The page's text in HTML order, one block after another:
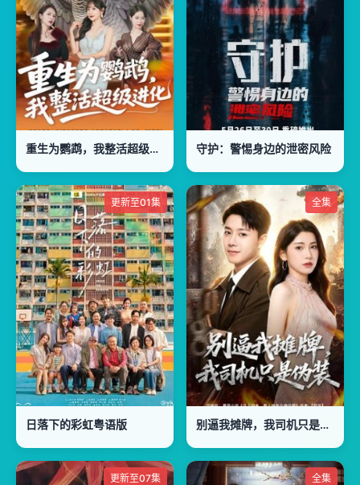
重生为鹦鹉，我整活超级进化 守护：警惕身边的泄密风险
更新至01集
日落下的彩虹粤语版
全集
别逼我摊牌，我司机只是伪装
更新至07集 全集